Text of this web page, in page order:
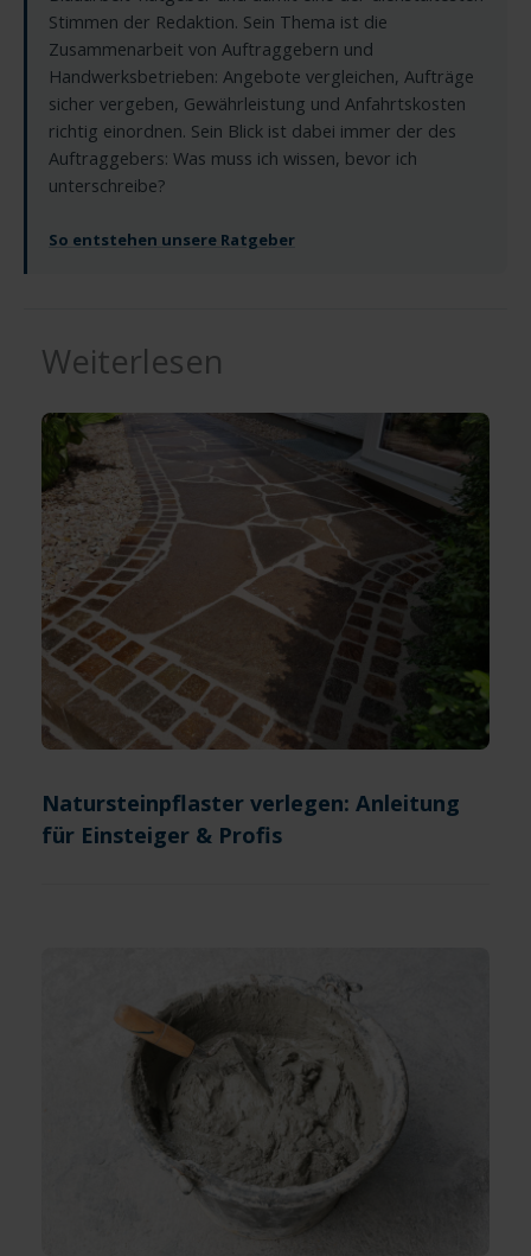
Stimmen der Redaktion. Sein Thema ist die
Zusammenarbeit von Auftraggebern und
Handwerksbetrieben: Angebote vergleichen, Aufträge
sicher vergeben, Gewährleistung und Anfahrtskosten
richtig einordnen. Sein Blick ist dabei immer der des
Auftraggebers: Was muss ich wissen, bevor ich
unterschreibe?
So entstehen unsere Ratgeber
Weiterlesen
Natursteinpflaster verlegen: Anleitung
für Einsteiger & Profis